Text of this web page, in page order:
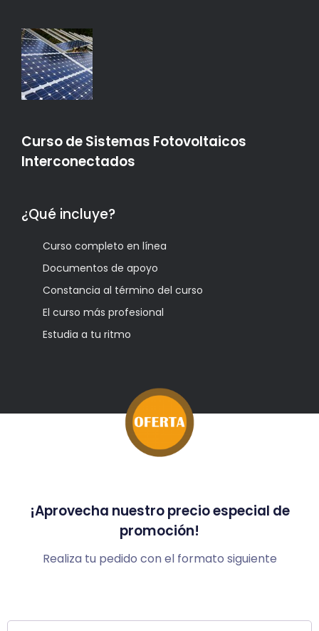
Curso de Sistemas Fotovoltaicos
Interconectados
¿Qué incluye?
Curso completo en línea
Documentos de apoyo
Constancia al término del curso
El curso más profesional
Estudia a tu ritmo
¡Aprovecha nuestro precio especial de
promoción!
Realiza tu pedido con el formato siguiente